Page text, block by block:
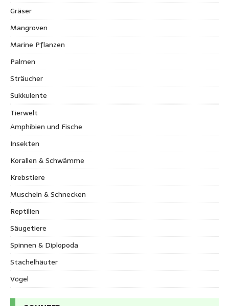
Gräser
Mangroven
Marine Pflanzen
Palmen
Sträucher
Sukkulente
Tierwelt
Amphibien und Fische
Insekten
Korallen & Schwämme
Krebstiere
Muscheln & Schnecken
Reptilien
Säugetiere
Spinnen & Diplopoda
Stachelhäuter
Vögel